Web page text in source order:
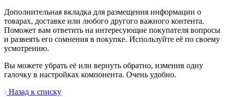
Дополнительная вкладка для размещения информации о
товарах, доставке или любого другого важного контента.
Поможет вам ответить на интересующие покупателя вопросы
и развеять его сомнения в покупке. Используйте её по своему
усмотрению.
Вы можете убрать её или вернуть обратно, изменив одну
галочку в настройках компонента. Очень удобно.
Назад к списку